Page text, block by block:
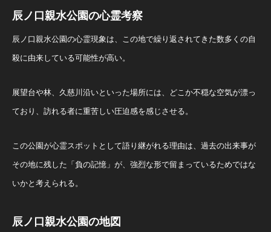
辰ノ口親水公園の心霊考察
辰ノ口親水公園の心霊現象は、この地で繰り返されてきた数多くの自
殺に由来している可能性が高い。
展望台や林、久慈川沿いといった場所には、どこか不穏な空気が漂っ
ており、訪れる者に重苦しい圧迫感を感じさせる。
この公園が心霊スポットとして語り継がれる理由は、過去の出来事が
その地に残した「負の記憶」が、強烈な形で留まっているためではな
いかと考えられる。
辰ノ口親水公園の地図